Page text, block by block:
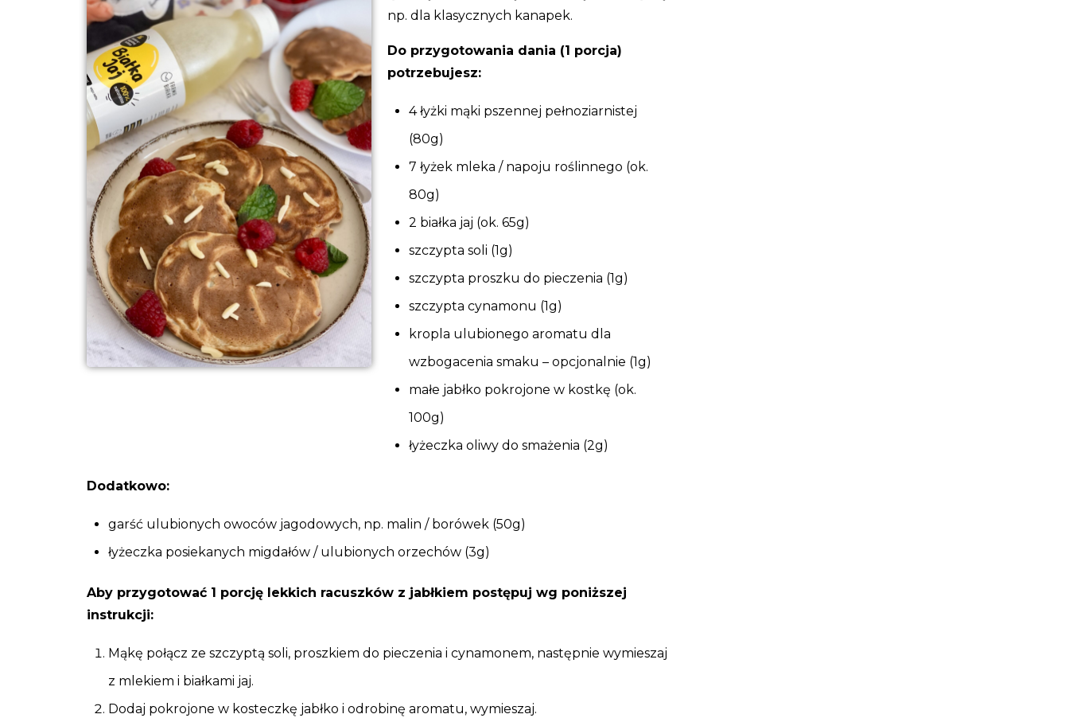
np. dla klasycznych kanapek.
Do przygotowania dania (1 porcja)
potrzebujesz:
4 łyżki mąki pszennej pełnoziarnistej
(80g)
7 łyżek mleka / napoju roślinnego (ok.
80g)
2 białka jaj (ok. 65g)
szczypta soli (1g)
szczypta proszku do pieczenia (1g)
szczypta cynamonu (1g)
kropla ulubionego aromatu dla
wzbogacenia smaku – opcjonalnie (1g)
małe jabłko pokrojone w kostkę (ok.
100g)
łyżeczka oliwy do smażenia (2g)
Dodatkowo:
garść ulubionych owoców jagodowych, np. malin / borówek (50g)
łyżeczka posiekanych migdałów / ulubionych orzechów (3g)
Aby przygotować 1 porcję lekkich racuszków z jabłkiem postępuj wg poniższej
instrukcji:
Mąkę połącz ze szczyptą soli, proszkiem do pieczenia i cynamonem, następnie wymieszaj
z mlekiem i białkami jaj.
Dodaj pokrojone w kosteczkę jabłko i odrobinę aromatu, wymieszaj.